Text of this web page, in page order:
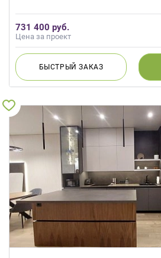
731 400 руб.
Цена за проект
БЫСТРЫЙЗАКАЗ